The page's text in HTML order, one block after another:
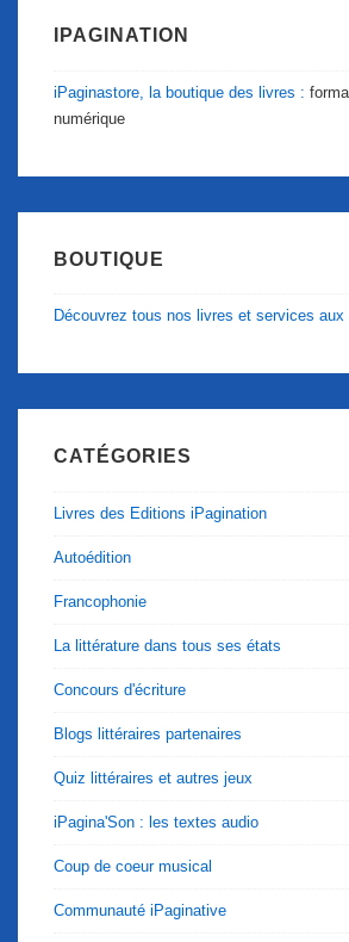
IPAGINATION
iPaginastore, la boutique des livres :
numérique
BOUTIQUE
Découvrez tous nos livres et services aux
CATÉGORIES
Livres des Editions iPagination
Autoédition
Francophonie
La littérature dans tous ses états
Concours d'écriture
Blogs littéraires partenaires
Quiz littéraires et autres jeux
iPagina'Son : les textes audio
Coup de coeur musical
Communauté iPaginative